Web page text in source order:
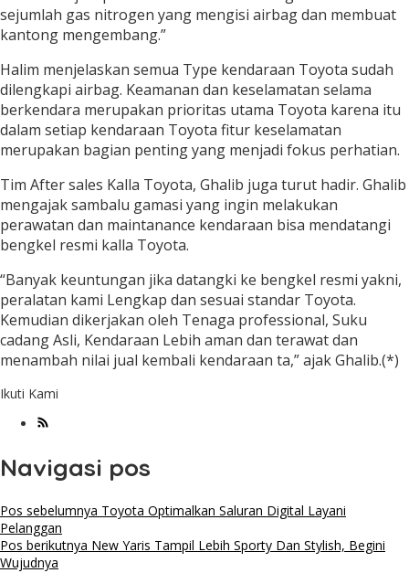
sejumlah gas nitrogen yang mengisi airbag dan membuat
kantong mengembang.”
Halim menjelaskan semua Type kendaraan Toyota sudah
dilengkapi airbag. Keamanan dan keselamatan selama
berkendara merupakan prioritas utama Toyota karena itu
dalam setiap kendaraan Toyota fitur keselamatan
merupakan bagian penting yang menjadi fokus perhatian.
Tim After sales Kalla Toyota, Ghalib juga turut hadir. Ghalib
mengajak sambalu gamasi yang ingin melakukan
perawatan dan maintanance kendaraan bisa mendatangi
bengkel resmi kalla Toyota.
“Banyak keuntungan jika datangki ke bengkel resmi yakni,
peralatan kami Lengkap dan sesuai standar Toyota.
Kemudian dikerjakan oleh Tenaga professional, Suku
cadang Asli, Kendaraan Lebih aman dan terawat dan
menambah nilai jual kembali kendaraan ta,” ajak Ghalib.(*)
Ikuti Kami
Navigasi pos
Pos sebelumnya Toyota Optimalkan Saluran Digital Layani
Pelanggan
Pos berikutnya New Yaris Tampil Lebih Sporty Dan Stylish, Begini
Wujudnya